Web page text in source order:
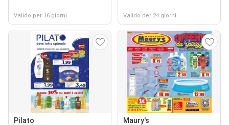
Valido per 16 giorni Valido per 24 giorni
Pilato Maury's